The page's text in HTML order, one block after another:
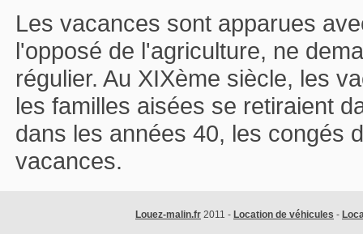
Les vacances sont apparues
l'opposé de l'agriculture, ne
régulier. Au XIXème siècle, les
les familles aisées se retiraient
dans les années 40, les congés
vacances.
Louez-malin.fr 2011 - Location de véhicules -